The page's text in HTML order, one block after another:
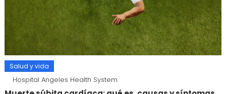
Salud y vida
Hospital Angeles Health System